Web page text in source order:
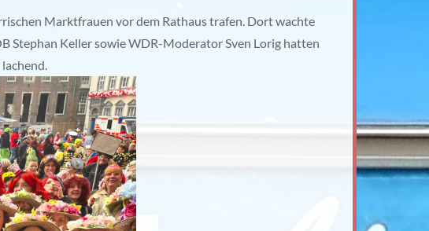
Marktfrauen vor dem Rathaus trafen. Dort wachte
Stephan Keller sowie WDR-Moderator Sven Lorig hatten